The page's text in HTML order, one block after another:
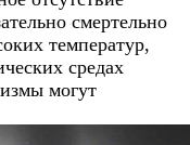
смертельно
температур,
средах
могут